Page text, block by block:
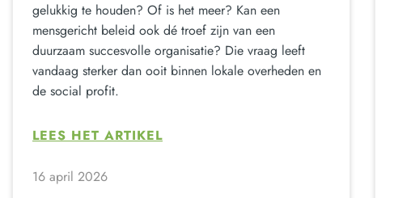
gelukkig te houden? Of is het meer? Kan een
mensgericht beleid ook dé troef zijn van een
duurzaam succesvolle organisatie? Die vraag leeft
vandaag sterker dan ooit binnen lokale overheden en
de social profit.
LEES HET ARTIKEL
16 april 2026